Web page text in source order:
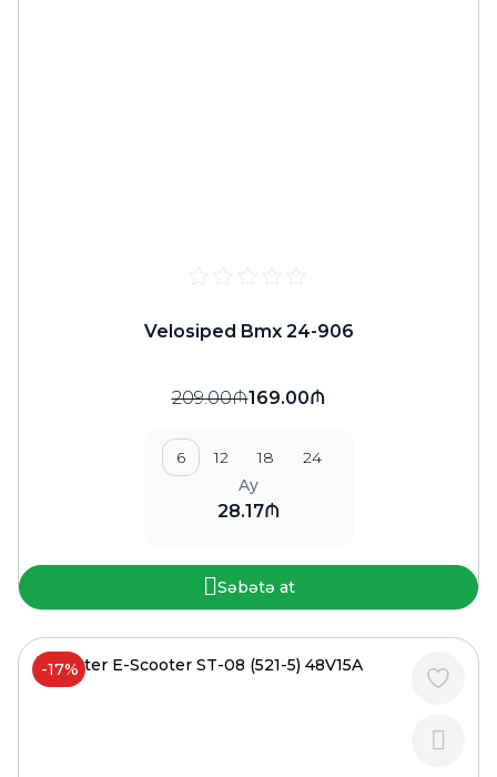
Velosiped Bmx 24-906
209.00₼169.00₼
6 12 18
24
Ay
28.17₼
Səbətə at
-17%